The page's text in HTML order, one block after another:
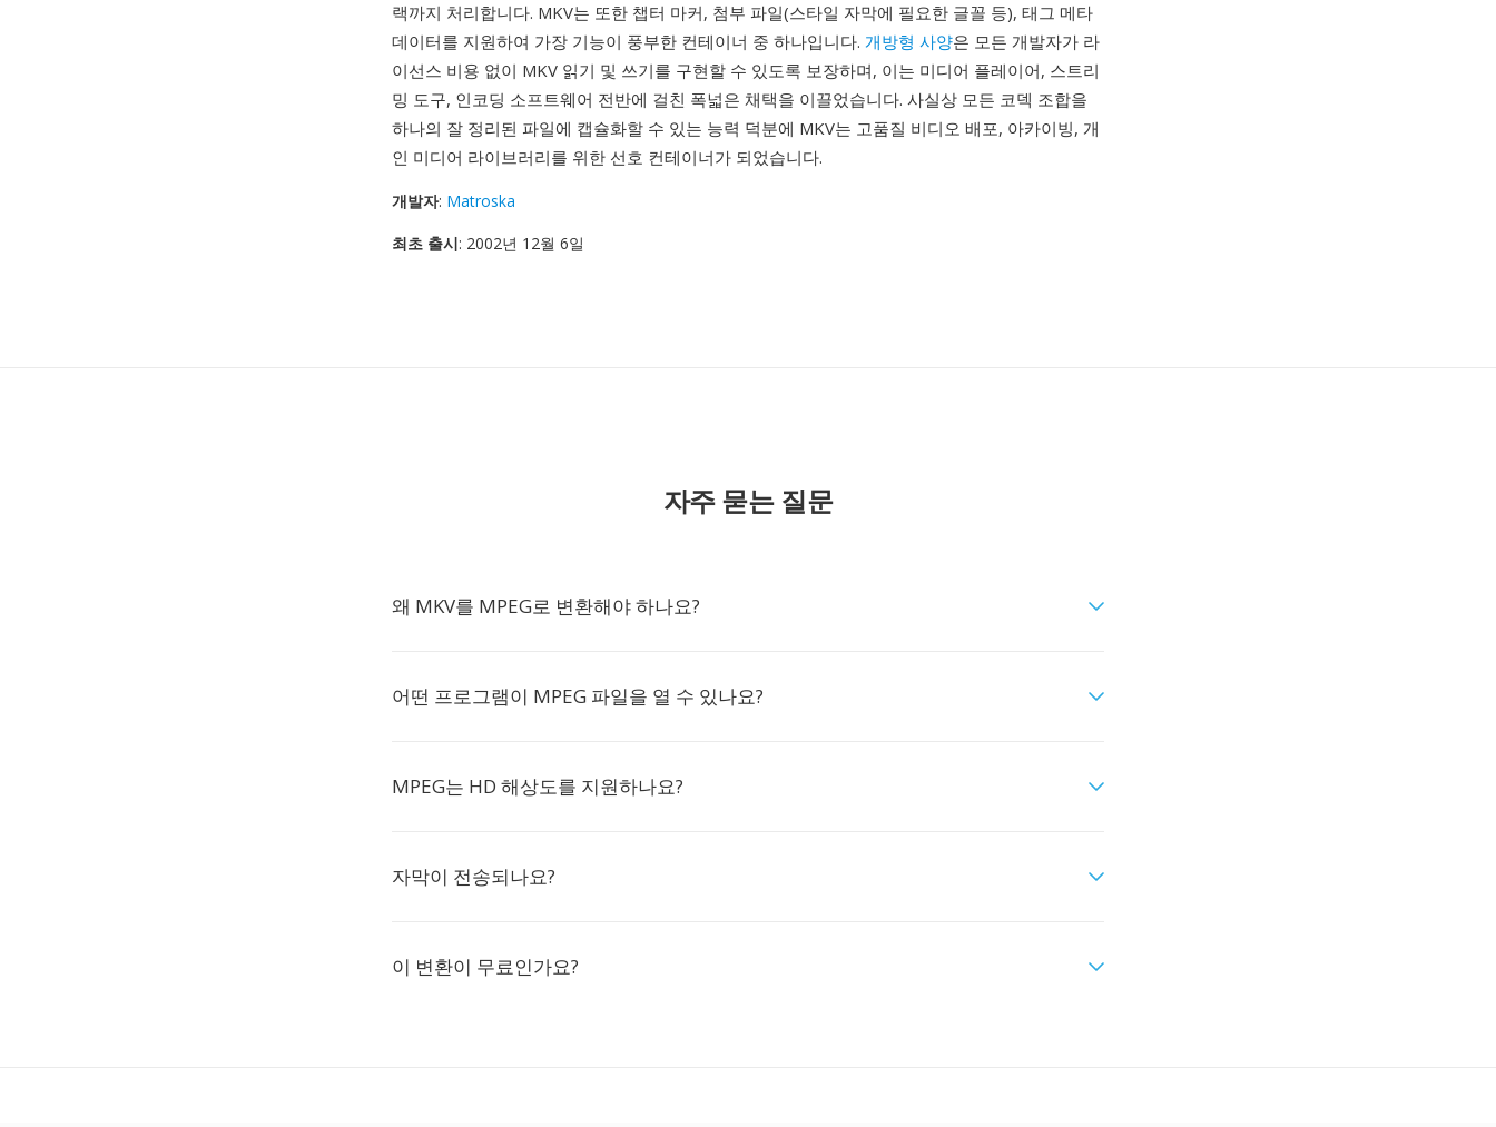
랙까지 처리합니다. MKV는 또한 챕터 마커, 첨부 파일(스타일 자막에 필요한 글꼴 등), 태그 메타
데이터를 지원하여 가장 기능이 풍부한 컨테이너 중 하나입니다. 개방형 사양은 모든 개발자가 라
이선스 비용 없이 MKV 읽기 및 쓰기를 구현할 수 있도록 보장하며, 이는 미디어 플레이어, 스트리
밍 도구, 인코딩 소프트웨어 전반에 걸친 폭넓은 채택을 이끌었습니다. 사실상 모든 코덱 조합을
하나의 잘 정리된 파일에 캡슐화할 수 있는 능력 덕분에 MKV는 고품질 비디오 배포, 아카이빙, 개
인 미디어 라이브러리를 위한 선호 컨테이너가 되었습니다.
개발자: Matroska
최초 출시: 2002년 12월 6일
자주 묻는 질문
왜 MKV를 MPEG로 변환해야 하나요?
어떤 프로그램이 MPEG 파일을 열 수 있나요?
MPEG는 HD 해상도를 지원하나요?
자막이 전송되나요?
이 변환이 무료인가요?